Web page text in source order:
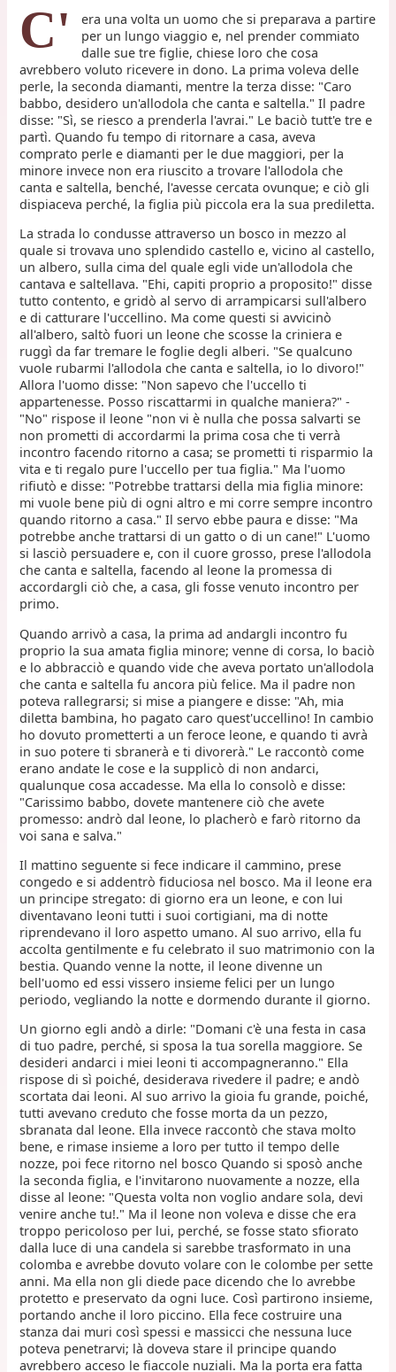
C'
era una volta un uomo che si preparava a partire
per un lungo viaggio e, nel prender commiato
dalle sue tre figlie, chiese loro che cosa
avrebbero voluto ricevere in dono. La prima voleva delle
perle, la seconda diamanti, mentre la terza disse: "Caro
babbo, desidero un'allodola che canta e saltella." Il padre
disse: "Sì, se riesco a prenderla l'avrai." Le baciò tutt'e tre e
partì. Quando fu tempo di ritornare a casa, aveva
comprato perle e diamanti per le due maggiori, per la
minore invece non era riuscito a trovare l'allodola che
canta e saltella, benché, l'avesse cercata ovunque; e ciò gli
dispiaceva perché, la figlia più piccola era la sua prediletta.
La strada lo condusse attraverso un bosco in mezzo al
quale si trovava uno splendido castello e, vicino al castello,
un albero, sulla cima del quale egli vide un'allodola che
cantava e saltellava. "Ehi, capiti proprio a proposito!" disse
tutto contento, e gridò al servo di arrampicarsi sull'albero
e di catturare l'uccellino. Ma come questi si avvicinò
all'albero, saltò fuori un leone che scosse la criniera e
ruggì da far tremare le foglie degli alberi. "Se qualcuno
vuole rubarmi l'allodola che canta e saltella, io lo divoro!"
Allora l'uomo disse: "Non sapevo che l'uccello ti
appartenesse. Posso riscattarmi in qualche maniera?" -
"No" rispose il leone "non vi è nulla che possa salvarti se
non prometti di accordarmi la prima cosa che ti verrà
incontro facendo ritorno a casa; se prometti ti risparmio la
vita e ti regalo pure l'uccello per tua figlia." Ma l'uomo
rifiutò e disse: "Potrebbe trattarsi della mia figlia minore:
mi vuole bene più di ogni altro e mi corre sempre incontro
quando ritorno a casa." Il servo ebbe paura e disse: "Ma
potrebbe anche trattarsi di un gatto o di un cane!" L'uomo
si lasciò persuadere e, con il cuore grosso, prese l'allodola
che canta e saltella, facendo al leone la promessa di
accordargli ciò che, a casa, gli fosse venuto incontro per
primo.
Quando arrivò a casa, la prima ad andargli incontro fu
proprio la sua amata figlia minore; venne di corsa, lo baciò
e lo abbracciò e quando vide che aveva portato un'allodola
che canta e saltella fu ancora più felice. Ma il padre non
poteva rallegrarsi; si mise a piangere e disse: "Ah, mia
diletta bambina, ho pagato caro quest'uccellino! In cambio
ho dovuto prometterti a un feroce leone, e quando ti avrà
in suo potere ti sbranerà e ti divorerà." Le raccontò come
erano andate le cose e la supplicò di non andarci,
qualunque cosa accadesse. Ma ella lo consolò e disse:
"Carissimo babbo, dovete mantenere ciò che avete
promesso: andrò dal leone, lo placherò e farò ritorno da
voi sana e salva."
Il mattino seguente si fece indicare il cammino, prese
congedo e si addentrò fiduciosa nel bosco. Ma il leone era
un principe stregato: di giorno era un leone, e con lui
diventavano leoni tutti i suoi cortigiani, ma di notte
riprendevano il loro aspetto umano. Al suo arrivo, ella fu
accolta gentilmente e fu celebrato il suo matrimonio con la
bestia. Quando venne la notte, il leone divenne un
bell'uomo ed essi vissero insieme felici per un lungo
periodo, vegliando la notte e dormendo durante il giorno.
Un giorno egli andò a dirle: "Domani c'è una festa in casa
di tuo padre, perché, si sposa la tua sorella maggiore. Se
desideri andarci i miei leoni ti accompagneranno." Ella
rispose di sì poiché, desiderava rivedere il padre; e andò
scortata dai leoni. Al suo arrivo la gioia fu grande, poiché,
tutti avevano creduto che fosse morta da un pezzo,
sbranata dal leone. Ella invece raccontò che stava molto
bene, e rimase insieme a loro per tutto il tempo delle
nozze, poi fece ritorno nel bosco Quando si sposò anche
la seconda figlia, e l'invitarono nuovamente a nozze, ella
disse al leone: "Questa volta non voglio andare sola, devi
venire anche tu!." Ma il leone non voleva e disse che era
troppo pericoloso per lui, perché, se fosse stato sfiorato
dalla luce di una candela si sarebbe trasformato in una
colomba e avrebbe dovuto volare con le colombe per sette
anni. Ma ella non gli diede pace dicendo che lo avrebbe
protetto e preservato da ogni luce. Così partirono insieme,
portando anche il loro piccino. Ella fece costruire una
stanza dai muri così spessi e massicci che nessuna luce
poteva penetrarvi; là doveva stare il principe quando
avrebbero acceso le fiaccole nuziali. Ma la porta era fatta